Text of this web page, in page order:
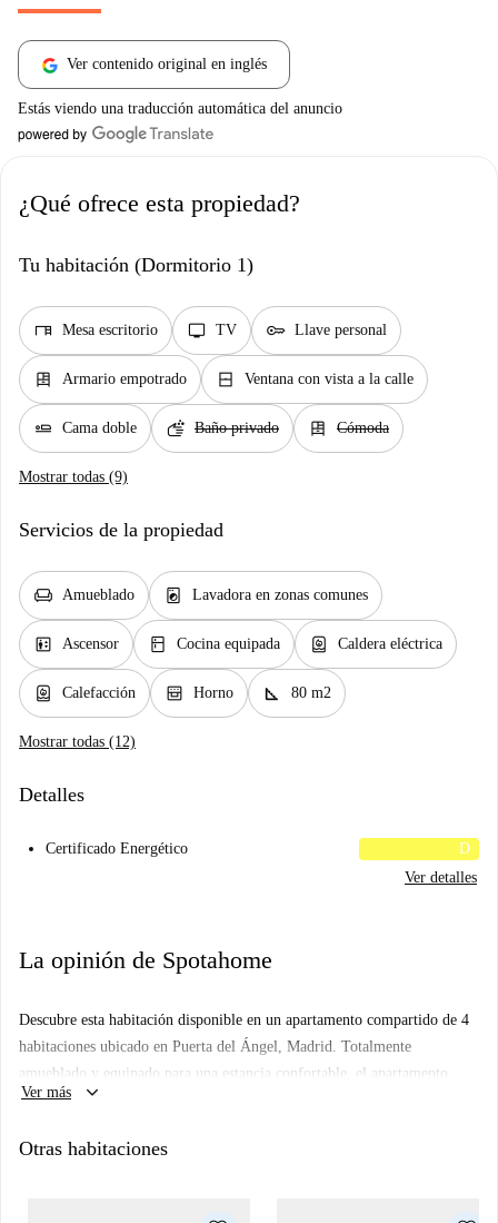
Ver contenido original en inglés
Estás viendo una traducción automática del anuncio
¿Qué ofrece esta propiedad?
Tu habitación (Dormitorio 1)
desk Mesa escritorio tv TV key Llave personal
dresser Armario empotrado window_closed Ventana con vista a la calle
airline_seat_flat Cama doble soap Baño privado dresser Cómoda
Mostrar todas (9)
Servicios de la propiedad
chair Amueblado local_laundry_service Lavadora en zonas comunes
elevator Ascensor kitchen Cocina equipada water_heater Caldera eléctrica
water_heater Calefacción oven_gen Horno square_foot 80 m2
Mostrar todas (12)
Detalles
Certificado Energético
D
Ver detalles
La opinión de Spotahome
Descubre esta habitación disponible en un apartamento compartido de 4
habitaciones ubicado en Puerta del Ángel, Madrid. Totalmente
amueblado y equipado para una estancia confortable, el apartamento
incluye calefacción central, lavadora y una cocina amueblada con horno
incluidos. Ten en cuenta que no se permite fumar, mascotas ni visitas
Puerta del Ángel ofrece una vibrante experiencia urbana. Muy cerca se
Ver más keyboard_arrow_down
Otras habitaciones